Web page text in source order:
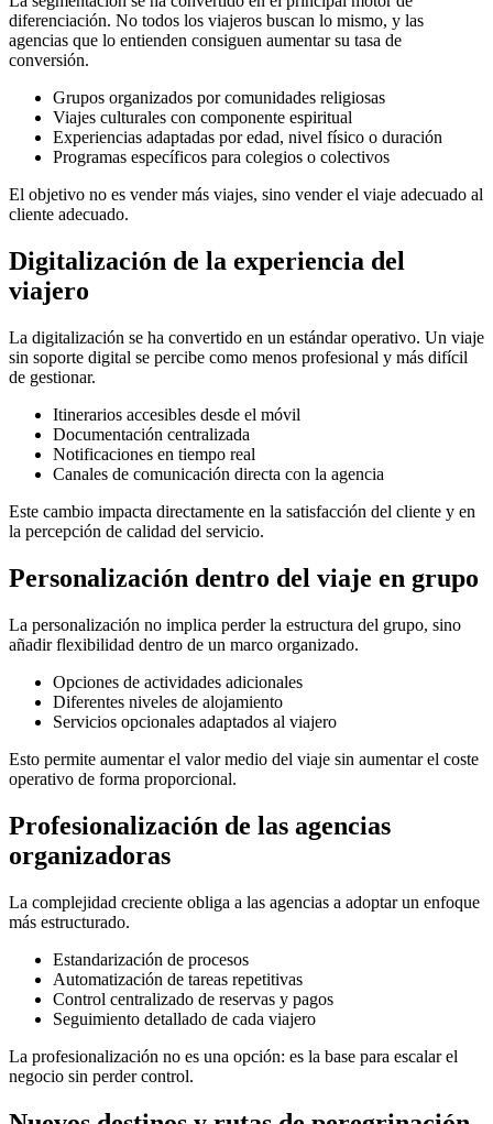
diferenciación. No todos los viajeros buscan lo mismo, y las
agencias que lo entienden consiguen aumentar su tasa de
conversión.
Grupos organizados por comunidades religiosas
Viajes culturales con componente espiritual
Experiencias adaptadas por edad, nivel físico o duración
Programas específicos para colegios o colectivos
El objetivo no es vender más viajes, sino vender el viaje adecuado al
cliente adecuado.
Digitalización de la experiencia del
viajero
La digitalización se ha convertido en un estándar operativo. Un viaje
sin soporte digital se percibe como menos profesional y más difícil
de gestionar.
Itinerarios accesibles desde el móvil
Documentación centralizada
Notificaciones en tiempo real
Canales de comunicación directa con la agencia
Este cambio impacta directamente en la satisfacción del cliente y en
la percepción de calidad del servicio.
Personalización dentro del viaje en grupo
La personalización no implica perder la estructura del grupo, sino
añadir flexibilidad dentro de un marco organizado.
Opciones de actividades adicionales
Diferentes niveles de alojamiento
Servicios opcionales adaptados al viajero
Esto permite aumentar el valor medio del viaje sin aumentar el coste
operativo de forma proporcional.
Profesionalización de las agencias
organizadoras
La complejidad creciente obliga a las agencias a adoptar un enfoque
más estructurado.
Estandarización de procesos
Automatización de tareas repetitivas
Control centralizado de reservas y pagos
Seguimiento detallado de cada viajero
La profesionalización no es una opción: es la base para escalar el
negocio sin perder control.